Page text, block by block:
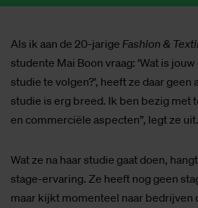
Als ik aan de 20-jarige Fashion &
studente Mai Boon vraag: ‘Wat is
studie te volgen?’, heeft ze daar geen
studie is erg breed. Ik ben bezig met
en commerciële aspecten”, legt ze uit.
Wat ze na haar studie gaat doen,
stage-ervaring. Ze heeft nog geen
maar kijkt momenteel naar bedrijven